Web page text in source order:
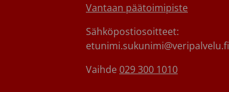
Vantaan päätoimipiste
Sähköpostiosoitteet:
etunimi.sukunimi@veripalvelu.fi
Vaihde 029 300 1010